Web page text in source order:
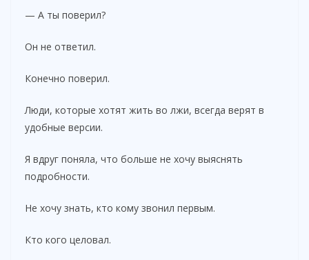
— А ты поверил?
Он не ответил.
Конечно поверил.
Люди, которые хотят жить во лжи, всегда верят в
удобные версии.
Я вдруг поняла, что больше не хочу выяснять
подробности.
Не хочу знать, кто кому звонил первым.
Кто кого целовал.